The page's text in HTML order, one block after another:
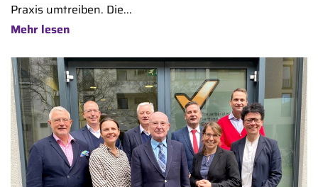
Praxis umtreiben. Die...
Mehr lesen